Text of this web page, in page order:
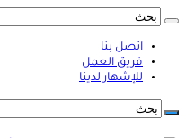
اتصل بنا
فريق العمل
للإشهار لدينا